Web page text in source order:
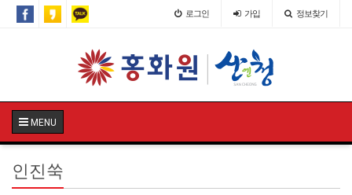
로그인 가입 정보찾기
MENU
인진쑥